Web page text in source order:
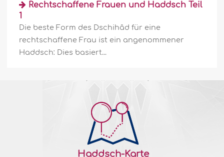
dasjenige in Bakka (ein anderer Name für
Makka), als ein gesegnetes (Haus) und
eine Rechtleitung für die Weltenbewohner.
Darin liegen klare Zeichen. (Es ist) der
Standort Abrahams. Und wer es betritt, ist
sicher. Und Allâh steht es..
Haddsch stiftet Nutzen – Teil 2
Drittens: Verkündung der Gleichheit aller
Muslime Der Haddsch dient der
Ablehnung von Rassismus, Nationalismus,
Rechtschaffene Frauen und Haddsch Teil
1
Die beste Form des Dschihâd für eine
rechtschaffene Frau ist ein angenommener
Haddsch: Dies basiert...
Haddsch-Karte